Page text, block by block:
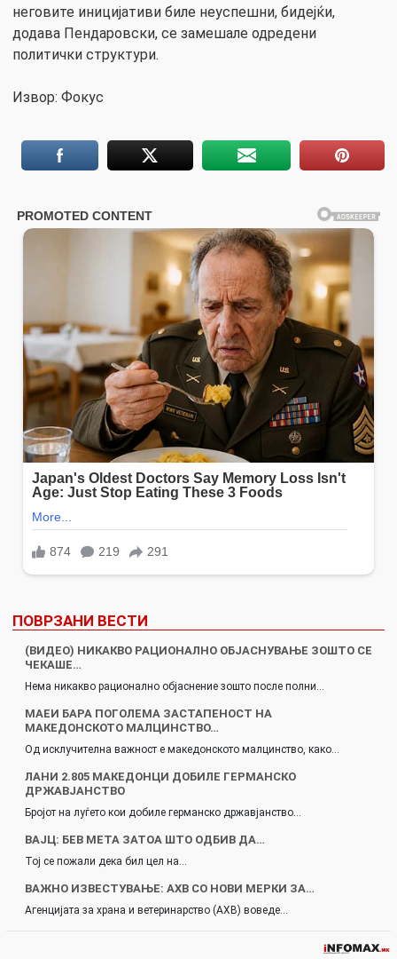
неговите иницијативи биле неуспешни, бидејќи,
додава Пендаровски, се замешале одредени
политички структури.
Извор: Фокус
ПОВРЗАНИ ВЕСТИ
(ВИДЕО) НИКАКВО РАЦИОНАЛНО ОБЈАСНУВАЊЕ ЗОШТО СЕ
ЧЕКАШЕ…
Нема никакво рационално објаснение зошто после полни…
МАЕИ БАРА ПОГОЛЕМА ЗАСТАПЕНОСТ НА
МАКЕДОНСКОТО МАЛЦИНСТВО…
Од исклучителна важност е македонското малцинство, како…
ЛАНИ 2.805 МАКЕДОНЦИ ДОБИЛЕ ГЕРМАНСКО
ДРЖАВЈАНСТВО
Бројот на луѓето кои добиле германско државјанство…
ВАЈЦ: БЕВ МЕТА ЗАТОА ШТО ОДБИВ ДА…
Тој се пожали дека бил цел на…
ВАЖНО ИЗВЕСТУВАЊЕ: АХВ СО НОВИ МЕРКИ ЗА…
Агенцијата за храна и ветеринарство (АХВ) воведе…